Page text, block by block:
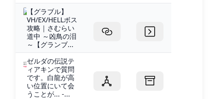
【グラブル】
VH/EX/HELLボス
攻略｜さむらい
道中 ～凶鳥の泪
～【グランブ...
ゼルダの伝説テ
ィアキンで質問
です。白龍が高
い位置にいて会
うことが... -...